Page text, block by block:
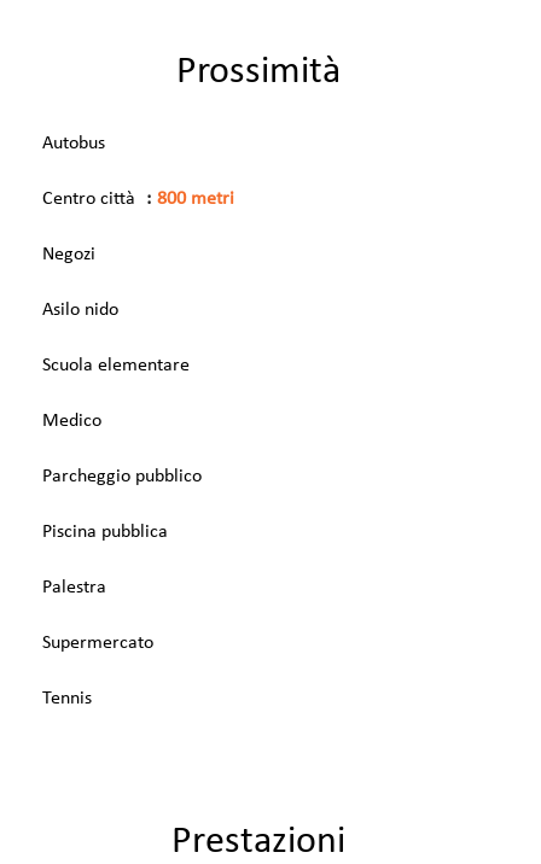
Prossimità
Autobus
Centro città 800 metri
Negozi
Asilo nido
Scuola elementare
Medico
Parcheggio pubblico
Piscina pubblica
Palestra
Supermercato
Tennis
Prestazioni